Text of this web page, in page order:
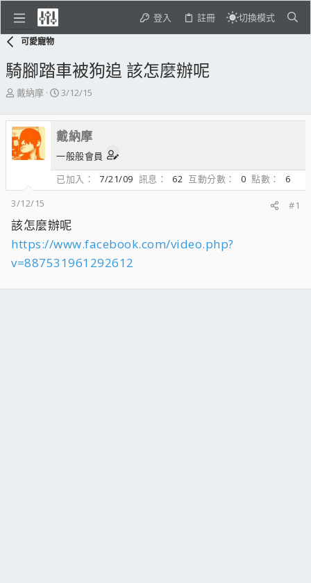
登入 註冊 切換模式
可愛寵物
騎腳踏車被狗追 該怎麼辦呢
主
發
起
人
戴納摩
開
日
期
3/12/15
戴納摩
一般般會員
已加入
7/21/09 訊息 62 互動分數 0 點數
6
3/12/15
#1
該怎麼辦呢
https://www.facebook.com/video.php?
v=887531961292612